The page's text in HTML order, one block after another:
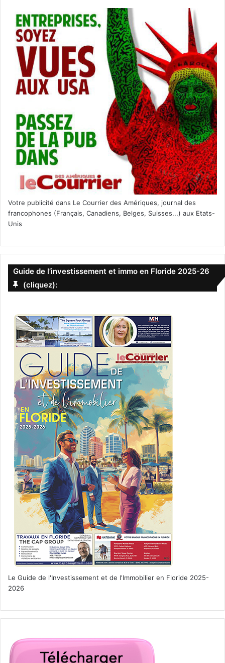
Votre publicité dans Le Courrier des Amériques, journal des
francophones (Français, Canadiens, Belges, Suisses...) aux Etats-
Unis
Guide de l’investissement et immo en Floride 2025-26
(cliquez):
Le Guide de l'Investissement et de l'Immobilier en Floride 2025-
2026